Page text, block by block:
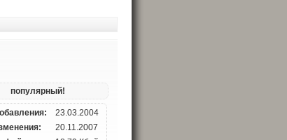
популярный!
23.03.2004
20.11.2007